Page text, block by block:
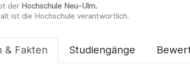
der Hochschule Neu-Ulm.
ist die Hochschule verantwortlich.
& Fakten Studiengänge